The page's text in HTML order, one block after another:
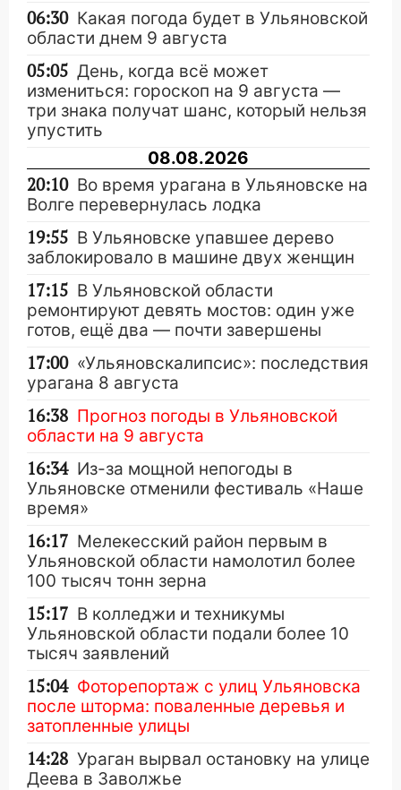
06:30 Какая погода будет в Ульяновской
области днем 9 августа
05:05 День, когда всё может
измениться: гороскоп на 9 августа —
три знака получат шанс, который нельзя
упустить
08.08.2026
20:10 Во время урагана в Ульяновске на
Волге перевернулась лодка
19:55 В Ульяновске упавшее дерево
заблокировало в машине двух женщин
17:15 В Ульяновской области
ремонтируют девять мостов: один уже
готов, ещё два — почти завершены
17:00 «Ульяновскалипсис»: последствия
урагана 8 августа
16:38 Прогноз погоды в Ульяновской
области на 9 августа
16:34 Из-за мощной непогоды в
Ульяновске отменили фестиваль «Наше
время»
16:17 Мелекесский район первым в
Ульяновской области намолотил более
100 тысяч тонн зерна
15:17 В колледжи и техникумы
Ульяновской области подали более 10
тысяч заявлений
15:04 Фоторепортаж с улиц Ульяновска
после шторма: поваленные деревья и
затопленные улицы
14:28 Ураган вырвал остановку на улице
Деева в Заволжье